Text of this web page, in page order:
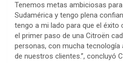
Tenemos metas ambiciosas
Sudamérica y tengo plena
tengo a mi lado para que el éxito
el primer paso de una Citroën
personas, con mucha tecnología
de nuestros clientes.”, concluyó